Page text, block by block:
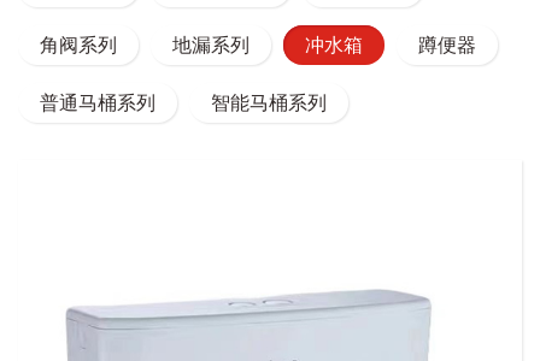
角阀系列 地漏系列 冲水箱 蹲便器
普通马桶系列 智能马桶系列